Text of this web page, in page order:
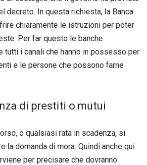
decreto. In questa richiesta, la Banca
chiaramente le istruzioni per poter
Per far questo le banche
tutti i canali che hanno in possesso per
e le persone che possono farne
di prestiti o mutui
o qualsiasi rata in scadenza, si
la domanda di mora. Quindi anche qui
per precisare che dovranno